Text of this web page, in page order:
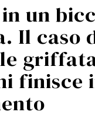
un
Il caso
finisce